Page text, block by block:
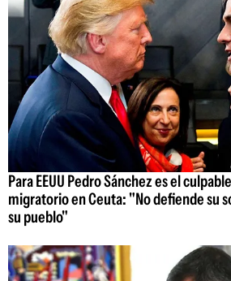
Para EEUU Pedro Sánchez es el
migratorio en Ceuta: "No defiende su
su pueblo"